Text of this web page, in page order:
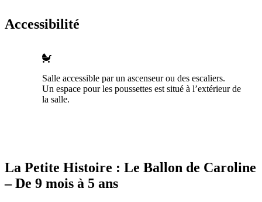
Accessibilité
Salle accessible par un ascenseur ou des escaliers.
Un espace pour les poussettes est situé à l’extérieur de
la salle.
La Petite Histoire : Le Ballon de Caroline
– De 9 mois à 5 ans